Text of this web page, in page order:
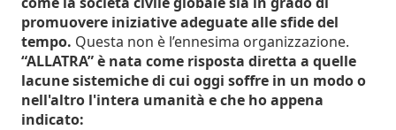
promuovere iniziative adeguate alle sfide del
tempo. Questa non è l’ennesima organizzazione.
“ALLATRA” è nata come risposta diretta a quelle
lacune sistemiche di cui oggi soffre in un modo o
nell'altro l'intera umanità e che ho appena
indicato: